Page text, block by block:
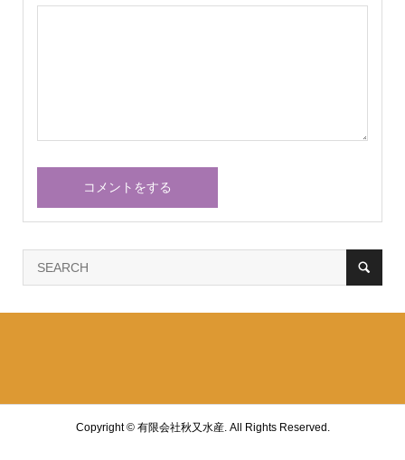
Copyright ©有限会社秋又水産. All Rights Reserved.